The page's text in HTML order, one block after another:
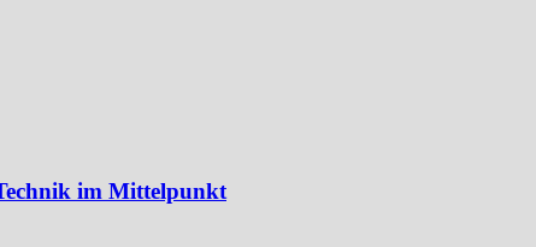
im Mittelpunkt